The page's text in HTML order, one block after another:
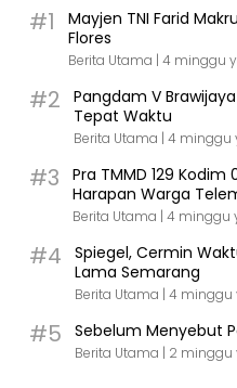
#1
Mayjen TNI Farid
Flores
Berita Utama | 4 minggu
#2
Pangdam V
Tepat Waktu
Berita Utama | 4 minggu
#3
Pra TMMD 129
Harapan Warga
Berita Utama | 4 minggu
#4
Spiegel, Cermin
Lama Semarang
Berita Utama | 4 minggu
#5 Sebelum Menyebut
Berita Utama | 2 minggu